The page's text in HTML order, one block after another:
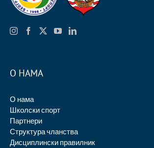
О НАМА
О нама
Школски спорт
Партнери
Структура чланства
Дисциплински правилник